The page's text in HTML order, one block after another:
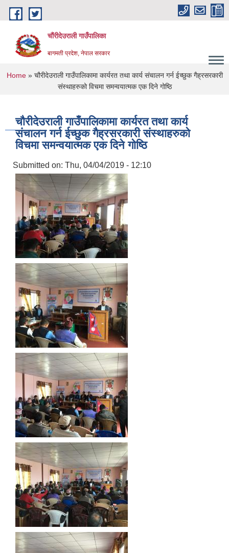
Skip to main content
चौंरीदेउराली गाउँपालिका
बागमती प्रदेश, नेपाल सरकार
You are here
Home» चौरीदेउराली गाउँपालिकामा कार्यरत तथा कार्य संचालन गर्न ईच्छुक गैह्रसरकारी
संस्थाहरुको विचमा समन्वयात्मक एक दिने गोष्‍ठि
चौरीदेउराली गाउँपालिकामा कार्यरत तथा कार्य
संचालन गर्न ईच्छुक गैह्रसरकारी संस्थाहरुको
विचमा समन्वयात्मक एक दिने गोष्‍ठि
Submitted on: Thu, 04/04/2019 - 12:10